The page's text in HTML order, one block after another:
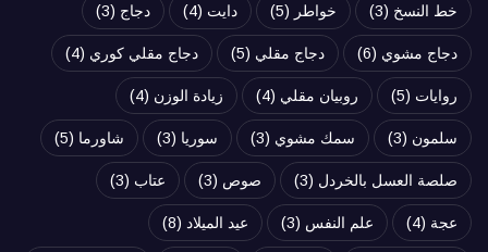
خط النسخ (3) خواطر (5) دايت (4) دجاج (3)
دجاج مشوي (6) دجاج مقلي (5) دجاج مقلي كوري (4)
روايات (5) روبيان مقلي (4) زيادة الوزن (4)
سلمون (3) سمك مشوي (3) سوريا (3) شاورما (5)
صلصة العسل بالخردل (3) صوص (3) عتاب (3)
عجة (4) علم النفس (3) عيد الميلاد (8)